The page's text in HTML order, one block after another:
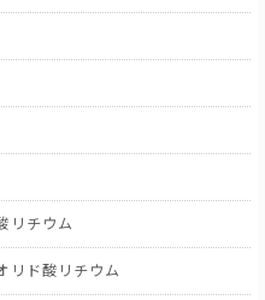
リチウム
リド酸リチウム